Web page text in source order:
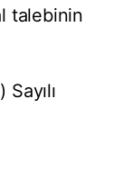
talebinin